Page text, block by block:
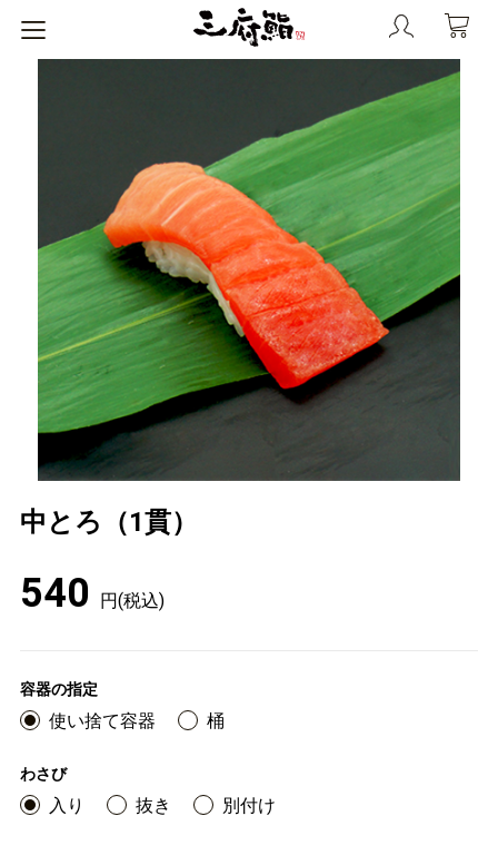
中とろ（1貫）
540 円(税込)
容器の指定
使い捨て容器 桶
わさび
入り 抜き 別付け